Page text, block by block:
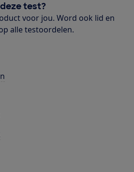
test?
voor jou. Word ook lid en
alle testoordelen.